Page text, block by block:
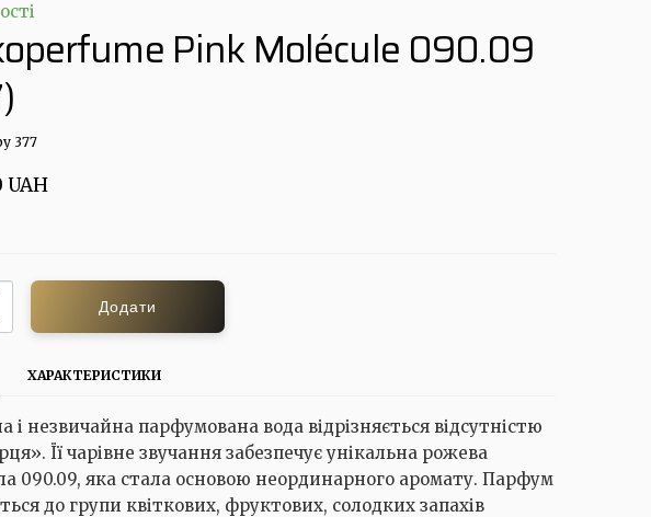
Pink Molécule 090.09
377
UAH
Додати
ХАРАКТЕРИСТИКИ
і незвичайна парфумована вода відрізняється відсутністю
Її чарівне звучання забезпечує унікальна рожева
090.09, яка стала основою неординарного аромату. Парфум
до групи квіткових, фруктових, солодких запахів